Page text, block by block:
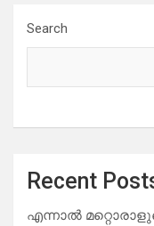
Search
Recent
എന്നാൽ